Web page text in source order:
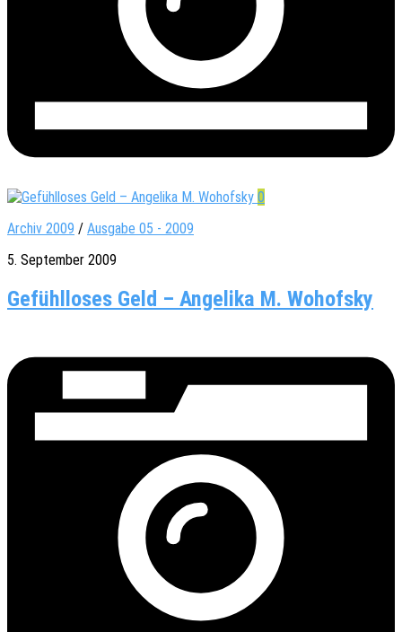
0
Archiv 2009 / Ausgabe 05 - 2009
5. September 2009
Gefühlloses Geld – Angelika M. Wohofsky